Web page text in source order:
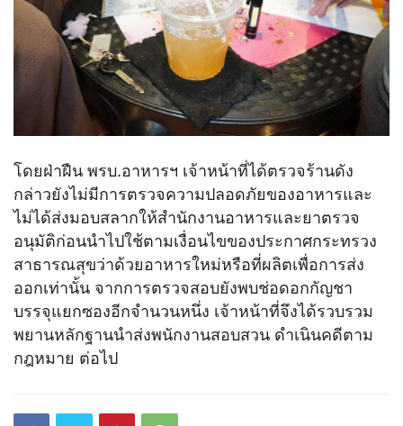
โดยฝ่าฝืน พรบ.อาหารฯ เจ้าหน้าที่ได้ตรวจร้านดัง
กล่าวยังไม่มีการตรวจความปลอดภัยของอาหารและ
ไม่ได้ส่งมอบสลากให้สำนักงานอาหารและยาตรวจ
อนุมัติก่อนนำไปใช้ตามเงื่อนไขของประกาศกระทรวง
สาธารณสุขว่าด้วยอาหารใหม่หรือที่ผลิตเพื่อการส่ง
ออกเท่านั้น จากการตรวจสอบยังพบช่อดอกกัญชา
บรรจุแยกซองอีกจำนวนหนึ่ง เจ้าหน้าที่จึงได้รวบรวม
พยานหลักฐานนำส่งพนักงานสอบสวน ดำเนินคดีตาม
กฎหมาย ต่อไป